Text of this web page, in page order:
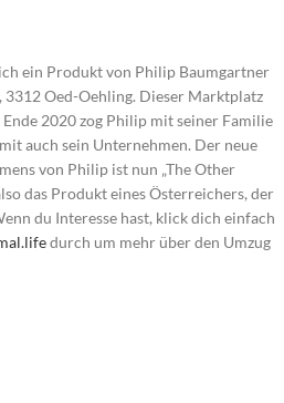
ein Produkt von Philip Baumgartner
3312 Oed-Oehling. Dieser Marktplatz
2020 zog Philip mit seiner Familie
auch sein Unternehmen. Der neue
von Philip ist nun „The Other
das Produkt eines Österreichers, der
du Interesse hast, klick dich einfach
durch um mehr über den Umzug